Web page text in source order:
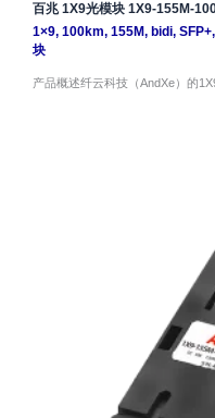
百兆 1X9光模块 1X9-155M-
1×9, 100km, 155M, bidi, SFP+,
块
产品概述纤云科技（AndXe）的